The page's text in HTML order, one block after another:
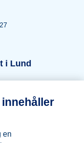
en
i Lund